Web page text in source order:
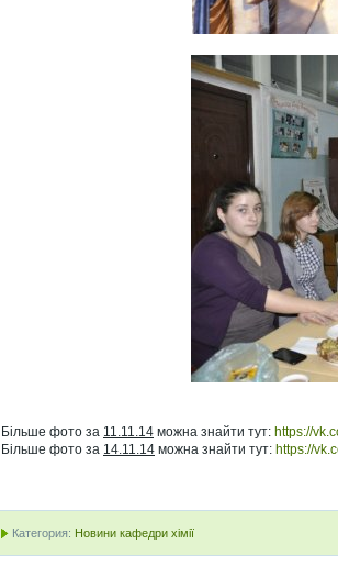
Більше фото за 11.11.14 можна знайти тут: https://
Більше фото за 14.11.14 можна знайти тут: https://
Категория: Новини кафедри хімії